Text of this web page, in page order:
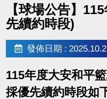
【球場公告】
先續約時段)
發佈日期 :
115年度大安和平
採優先續約時段如